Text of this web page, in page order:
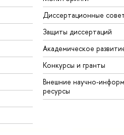
Диссертационные
Защиты диссертаций
Академическое
Конкурсы и гранты
Внешние научно-
ресурсы